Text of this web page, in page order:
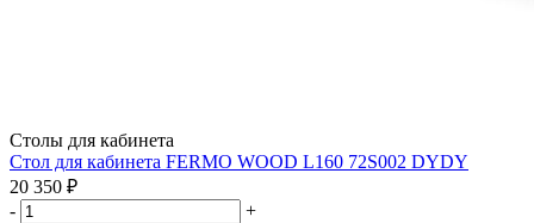
Столы для кабинета
Стол для кабинета FERMO WOOD L160 72S002 DYDY
20 350 ₽
-
+